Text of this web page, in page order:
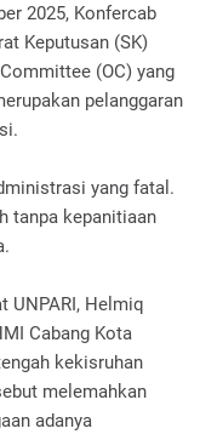
2025, Konfercab
Keputusan (SK)
(OC) yang
pelanggaran
yang fatal.
tanpa kepanitiaan
UNPARI, Helmiq
Cabang Kota
kekisruhan
melemahkan
adanya